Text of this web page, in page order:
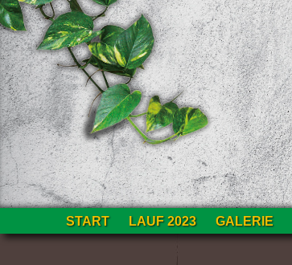
Zum
Inhalt
START LAUF 2023 GALERIE